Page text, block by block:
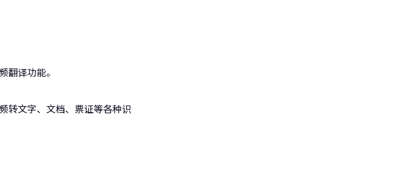
译功能。
转文字、文档、票证等各种识